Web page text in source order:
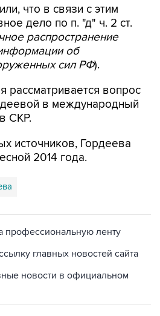
что в связи с этим
дело по п. "д" ч. 2 ст.
распространение
об
сил РФ).
рассматривается вопрос
в международный
СКР.
источников, Гордеева
2014 года.
профессиональную ленту
главных новостей сайта
новости в официальном